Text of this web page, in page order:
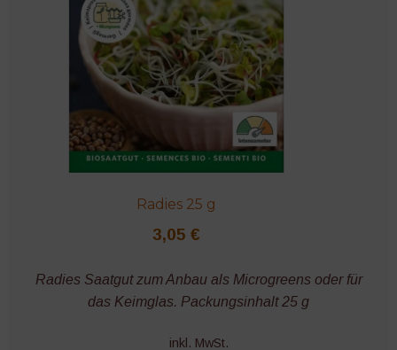
Radies 25 g
3,05 €
Radies Saatgut zum Anbau als Microgreens oder für
das Keimglas. Packungsinhalt 25 g
inkl. MwSt.